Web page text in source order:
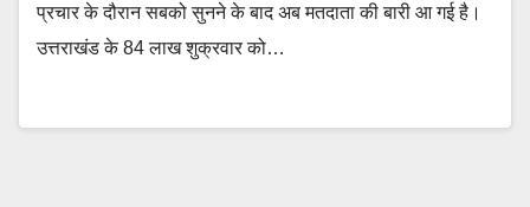
प्रचार के दौरान सबको सुनने के बाद अब मतदाता की बारी आ गई है।
उत्तराखंड के 84 लाख शुक्रवार को…